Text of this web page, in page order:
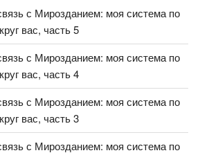
с Мирозданием: моя система по
вас, часть 5
с Мирозданием: моя система по
вас, часть 4
с Мирозданием: моя система по
вас, часть 3
с Мирозданием: моя система по